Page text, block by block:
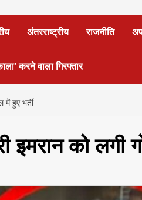
अंतरराष्ट्रीय राजनीति
करने वाला गिरफ्तार
में हुए भर्ती
इमरान को लगी